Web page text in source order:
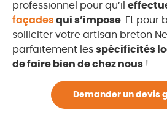
professionnel pour qu’il
façades qui s’impose. Et pour
solliciter votre artisan breton
parfaitement les spécificités
de faire bien de chez nous !
Demander un devis